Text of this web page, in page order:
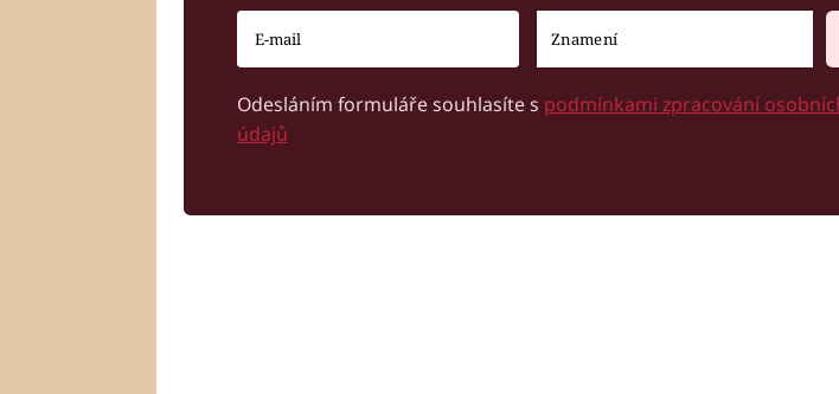
Odesláním formuláře souhlasíte s podmínkami zpracování
údajů